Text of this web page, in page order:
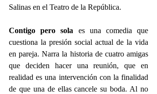
Salinas en el Teatro de la República.
Contigo pero sola es una comedia que
cuestiona la presión social actual de la vida
en pareja. Narra la historia de cuatro amigas
que deciden hacer una reunión, que en
realidad es una intervención con la finalidad
de que una de ellas cancele su boda. Al no